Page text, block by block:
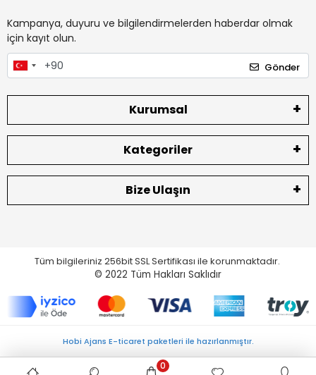
Kampanya, duyuru ve bilgilendirmelerden haberdar olmak
için kayıt olun.
Gönder
Kurumsal
Kategoriler
Bize Ulaşın
Tüm bilgileriniz 256bit SSL Sertifikası ile korunmaktadır.
© 2022 Tüm Hakları Saklıdır
0
Hobi Ajans E-ticaret paketleri ile hazırlanmıştır.